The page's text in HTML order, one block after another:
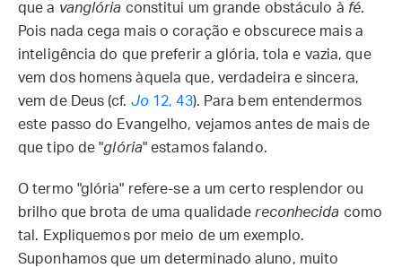
que a vanglória constitui um grande obstáculo à fé.
Pois nada cega mais o coração e obscurece mais a
inteligência do que preferir a glória, tola e vazia, que
vem dos homens àquela que, verdadeira e sincera,
vem de Deus (cf. Jo12, 43). Para bem entendermos
este passo do Evangelho, vejamos antes de mais de
que tipo de "glória" estamos falando.
O termo "glória" refere-se a um certo resplendor ou
brilho que brota de uma qualidadereconhecida como
tal. Expliquemos por meio de um exemplo.
Suponhamos que um determinado aluno, muito